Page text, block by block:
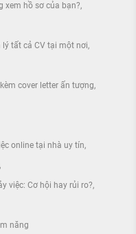
xem hồ sơ của bạn?
lý tất cả CV tại một nơi
cover letter ấn tượng
online tại nhà uy tín
việc: Cơ hội hay rủi ro?
năng